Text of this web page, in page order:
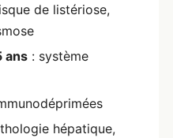
de listériose,
ans : système
hépatique,